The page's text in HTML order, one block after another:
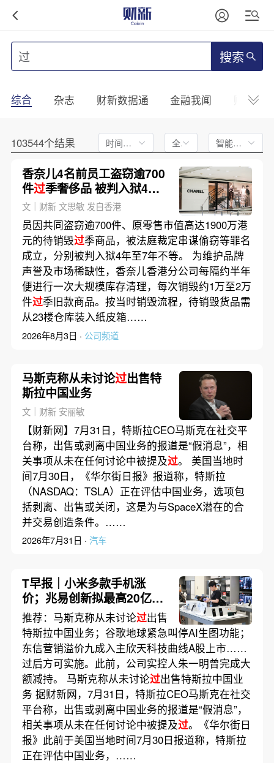
搜索
综合 杂志 财新数据通 金融我闻 财新
103544个结果 时间不限 全文 智能排序
香奈儿4名前员工盗窃逾700
件过季奢侈品 被判入狱4至7
年(含视频)
文｜财新 文思敏 发自香港
员因共同盗窃逾700件、原零售市值高达1900万港
元的待销毁过季商品，被法庭裁定串谋偷窃等罪名
成立，分别被判入狱4年至7年不等。 为维护品牌
声誉及市场稀缺性，香奈儿香港分公司每隔约半年
便进行一次大规模库存清理，每次销毁约1万至2万
件过季旧款商品。按当时销毁流程，待销毁货品需
从23楼仓库装入纸皮箱……
2026年8月3日 · 公司频道
马斯克称从未讨论过出售特
斯拉中国业务
文｜财新 安丽敏
【财新网】7月31日，特斯拉CEO马斯克在社交平
台称，出售或剥离中国业务的报道是“假消息”，相
关事项从未在任何讨论中被提及过。 美国当地时
间7月30日，《华尔街日报》报道称，特斯拉
（NASDAQ：TSLA）正在评估中国业务，选项包
括剥离、出售或关闭，这是为与SpaceX潜在的合
并交易创造条件。……
2026年7月31日 · 汽车
T早报｜小米多款手机涨
价；兆易创新拟最高20亿元
回购股份并注销；
DeepSeek-V4-Flash正式版
发布
推荐：马斯克称从未讨论过出售
特斯拉中国业务；谷歌地球紧急叫停AI生图功能；
东信营销溢价九成入主欣天科技曲线A股上市……
过后方可实施。此前，公司实控人朱一明曾完成大
额减持。 马斯克称从未讨论过出售特斯拉中国业
务 据财新网，7月31日，特斯拉CEO马斯克在社交
平台称，出售或剥离中国业务的报道是“假消息”，
相关事项从未在任何讨论中被提及过。《华尔街日
报》此前于美国当地时间7月30日报道称，特斯拉
正在评估中国业务，……